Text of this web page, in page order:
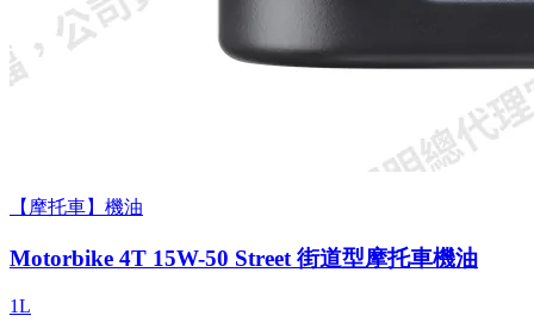
【摩托車】機油
Motorbike 4T 15W-50 Street 街道型摩托車機油
1L